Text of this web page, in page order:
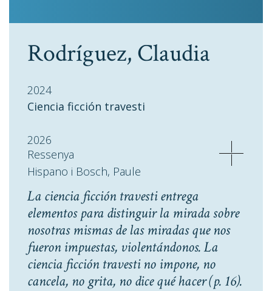
Rodríguez, Claudia
2024
Ciencia ficción travesti
2026
Ressenya
Hispano i Bosch, Paule
La ciencia ficción travesti entrega
elementos para distinguir la mirada sobre
nosotras mismas de las miradas que nos
fueron impuestas, violentándonos. La
ciencia ficción travesti no impone, no
cancela, no grita, no dice qué hacer(p. 16).